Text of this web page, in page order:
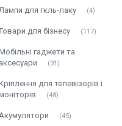
для гкль-лаку 4
для бізнесу 117
гаджети та
аксесуари
31
для телевізорів і
48
45